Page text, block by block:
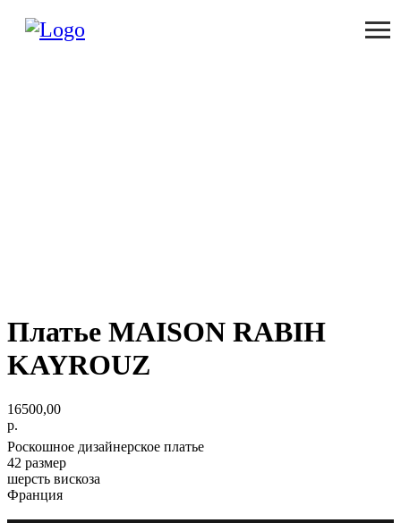
Платье MAISON RABIH
KAYROUZ
16500,00
р.
Роскошное дизайнерское платье
42 размер
шерсть вискоза
Франция